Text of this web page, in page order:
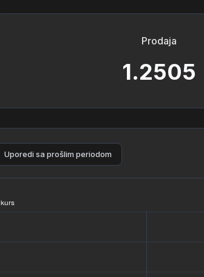
Prodaja
1.2505
Uporedi sa prošlim periodom